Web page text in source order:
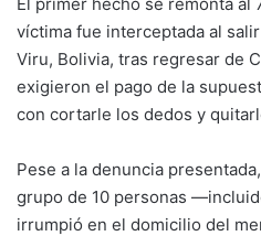
víctima fue interceptada al
Viru, Bolivia, tras regresar de
exigieron el pago de la
con cortarle los dedos y
Pese a la denuncia
grupo de 10 personas
irrumpió en el domicilio del